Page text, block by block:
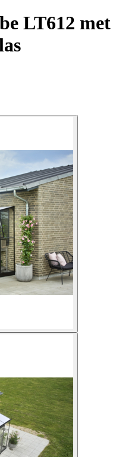
LT612 met